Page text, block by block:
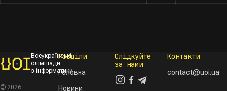
Всеукраїнські
олімпіади
з інформатики
© 2026
Розділи
Головна
Новини
Слідкуйте
за нами
Контакти
contact@uoi.ua